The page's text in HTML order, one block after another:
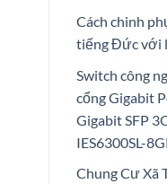
Cách chinh
tiếng Đức với
Switch công
cổng Gigabit
Gigabit SFP
IES6300SL-
Chung Cư Xã